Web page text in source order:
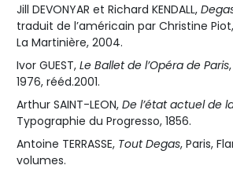
Jill DEVONYAR et Richard KENDALL,
traduit de l’américain par Christine
La Martinière, 2004.
Ivor GUEST, Le Ballet de l’Opéra de Paris
1976, rééd.2001.
Arthur SAINT-LEON, De l’état actuel de
Typographie du Progresso, 1856.
Antoine TERRASSE, Tout Degas, Paris,
volumes.